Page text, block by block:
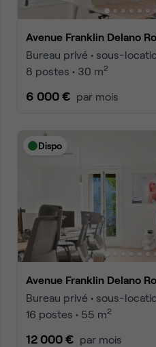
Avenue Franklin Delano
Bureau privé • sous-
8 postes • 30 m2
6 000 € par mois
Dispo
Avenue Franklin Delano
Bureau privé • sous-
16 postes • 55 m2
12 000 € par mois